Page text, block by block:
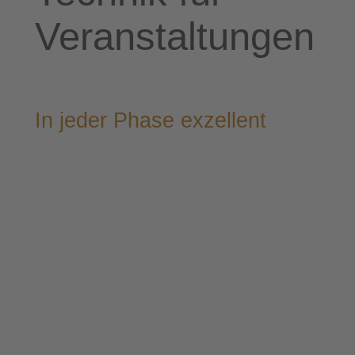
Veranstaltungen
In jeder Pha­se exzellent